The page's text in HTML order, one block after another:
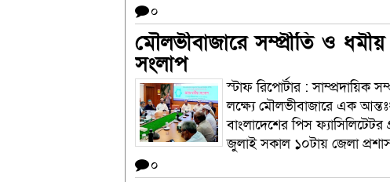
০
মৌলভীবাজারে সম্প্রীতি ও
সংলাপ
স্টাফ রিপোর্টার : সাম্প্রদায়িক
লক্ষ্যে মৌলভীবাজারে এক
বাংলাদেশের পিস
জুলাই সকাল ১০টায় জেলা
০